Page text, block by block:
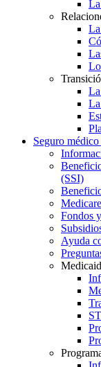
Seguro
(SSI)
Medicare
Fondos
Ayuda
Medicaid